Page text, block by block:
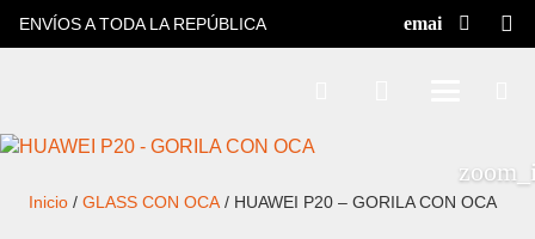
ENVÍOS A TODA LA REPÚBLICA
Inicio / GLASS CON OCA / HUAWEI P20 – GORILA CON OCA